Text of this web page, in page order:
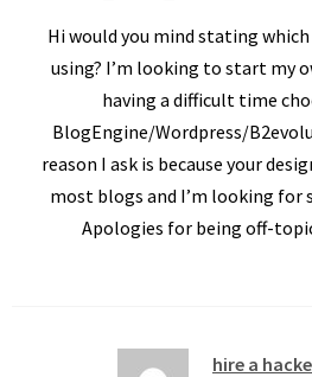
Hi would you mind stating
using? I’m looking to start my
having a difficult time
BlogEngine/Wordpress/
reason I ask is because your
most blogs and I’m looking for
Apologies for being off-
hire a